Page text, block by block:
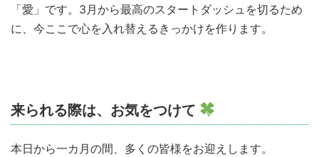
「愛」です。3月から最高のスタートダッシュを切るため
に、今ここで心を入れ替えるきっかけを作ります。
来られる際は、お気をつけて
本日から一カ月の間、多くの皆様をお迎えします。